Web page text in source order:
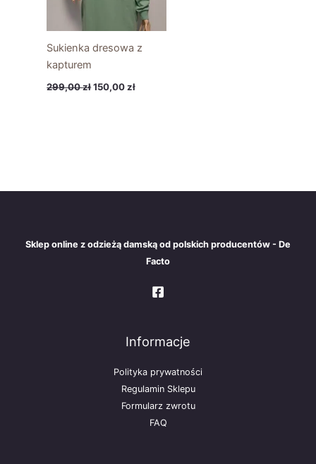
Sukienka dresowa z
kapturem
299,00zł150,00zł
Sklep online z odzieżą damską od polskich producentów - De
Facto
Informacje
Polityka prywatności
Regulamin Sklepu
Formularz zwrotu
FAQ